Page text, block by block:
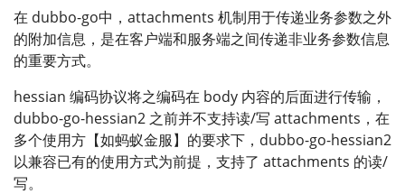
在 dubbo-go中，attachments 机制用于传递业务参数之外
的附加信息，是在客户端和服务端之间传递非业务参数信息
的重要方式。
hessian 编码协议将之编码在 body 内容的后面进行传输，
dubbo-go-hessian2 之前并不支持读/写 attachments，在
多个使用方【如蚂蚁金服】的要求下，dubbo-go-hessian2
以兼容已有的使用方式为前提，支持了 attachments 的读/
写。